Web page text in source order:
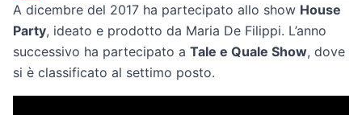
A dicembre del 2017 ha partecipato allo show House
Party, ideato e prodotto da Maria De Filippi. L’anno
successivo ha partecipato a Tale e Quale Show, dove
si è classificato al settimo posto.